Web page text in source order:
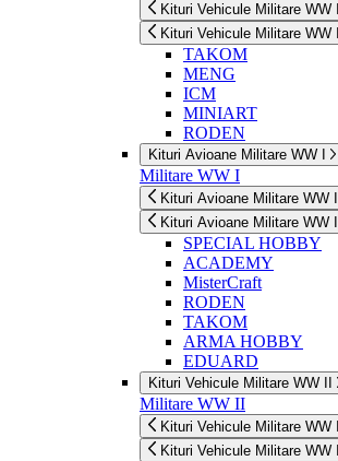
Kituri Vehicule Militare WW I
Kituri Vehicule Militare WW I
TAKOM
MENG
ICM
MINIART
RODEN
Kituri Avioane Militare WW I
Militare WW I
Kituri Avioane Militare WW I
Kituri Avioane Militare WW I
SPECIAL HOBBY
ACADEMY
MisterCraft
RODEN
TAKOM
ARMA HOBBY
EDUARD
Kituri Vehicule Militare WW II
Militare WW II
Kituri Vehicule Militare WW II
Kituri Vehicule Militare WW II